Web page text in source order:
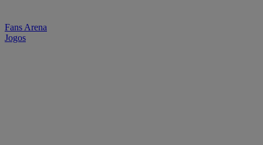
Fans Arena
Jogos